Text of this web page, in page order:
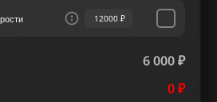
12000 ₽
6 000 ₽
0 ₽